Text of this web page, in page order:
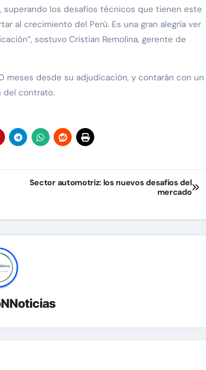
superando los desafíos técnicos que tienen este
al crecimiento del Perú. Es una gran alegría ver
sostuvo Cristian Remolina, gerente de
desde su adjudicación, y contarán con un
del contrato.
Sector automotriz: los nuevos desafíos del
mercado